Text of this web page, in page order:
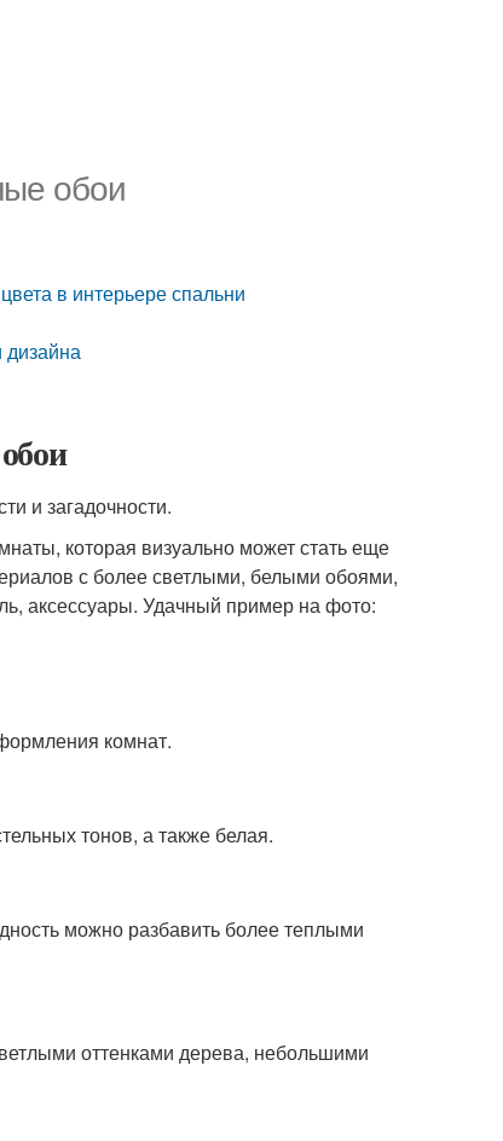
обои
в интерьере спальни
дизайна
и загадочности.
которая визуально может стать еще
с более светлыми, белыми обоями,
аксессуары. Удачный пример на фото:
комнат.
тонов, а также белая.
можно разбавить более теплыми
оттенками дерева, небольшими